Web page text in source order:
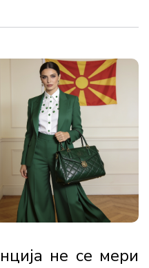
не се мери